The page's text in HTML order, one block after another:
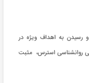
رسیدن به اهداف ویژه در
روانشناسی استرس، مثبت